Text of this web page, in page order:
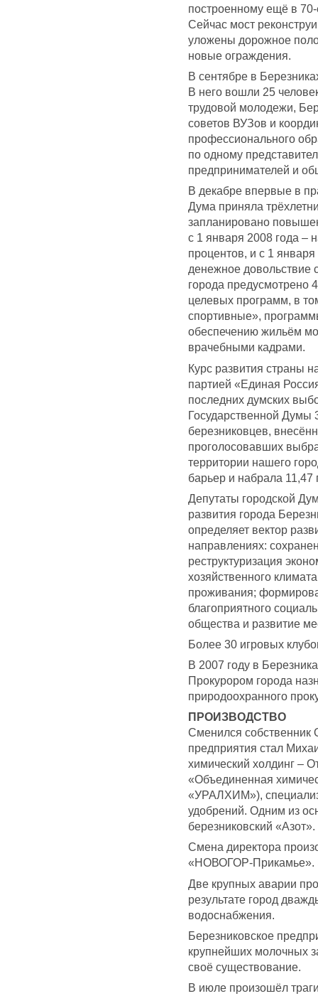
построенному ещё в
Сейчас мост
уложены дорожное
новые ограждения.
В сентябре в
В него вошли 25
трудовой молодежи,
советов ВУЗов и
профессионального
по одному
предпринимателей и
В декабре впервые в
Дума приняла
запланировано
с 1 января 2008 года –
процентов, и с 1
денежное довольствие
города предусмотрено
целевых программ, в
спортивные»,
обеспечению жильём
врачебными кадрами.
Курс развития страны
партией «Единая
последних думских
Государственной
березниковцев,
проголосовавших
территории нашего
барьер и набрала 11,47
Депутаты городской
развития города
определяет вектор
направлениях:
реструктуризация
хозяйственного
проживания;
благоприятного
общества и развитие
Более 30 игровых
В 2007 году в
Прокурором города
природоохранного
ПРОИЗВОДСТВО
Сменился
предприятия стал
химический холдинг –
«Объединенная
«УРАЛХИМ»),
удобрений. Одним из
березниковский «Азот».
Смена директора
«НОВОГОР-Прикамье».
Две крупных аварии
результате город
водоснабжения.
Березниковское
крупнейших молочных
своё существование.
В июле произошёл